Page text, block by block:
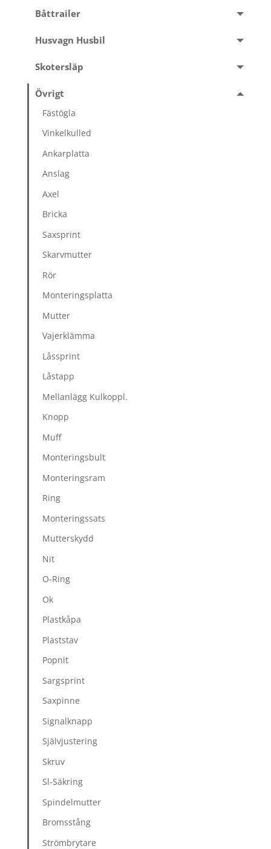
Båttrailer
Husvagn Husbil
Skotersläp
Övrigt
Fästögla
Vinkelkulled
Ankarplatta
Anslag
Axel
Bricka
Saxsprint
Skarvmutter
Rör
Monteringsplatta
Mutter
Vajerklämma
Låssprint
Låstapp
Mellanlägg Kulkoppl.
Knopp
Muff
Monteringsbult
Monteringsram
Ring
Monteringssats
Mutterskydd
Nit
O-Ring
Ok
Plastkåpa
Plaststav
Popnit
Sargsprint
Saxpinne
Signalknapp
Självjustering
Skruv
Sl-Säkring
Spindelmutter
Bromsstång
Strömbrytare